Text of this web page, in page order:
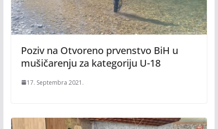
Poziv na Otvoreno prvenstvo BiH u
mušičarenju za kategoriju U-18
17. Septembra 2021.